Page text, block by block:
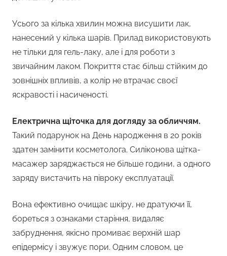
Усього за кілька хвилин можна висушити лак,
нанесений у кілька шарів. Прилад використовують
не тільки для гель-лаку, але і для роботи з
звичайним лаком. Покриття стає більш стійким до
зовнішніх впливів, а колір не втрачає своєї
яскравості і насиченості.
Електрична щіточка для догляду за обличчям.
Такий подарунок на День народження в 20 років
здатен замінити косметолога. Силіконова щітка-
масажер заряджається не більше години, а одного
заряду вистачить на півроку експлуатації.
Вона ефективно очищає шкіру, не дратуючи її,
бореться з ознаками старіння, видаляє
забруднення, якісно промиває верхній шар
епідермісу і звужує пори. Одним словом, це